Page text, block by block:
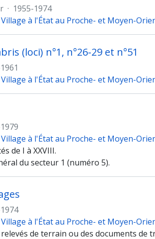
· 1955-1974
à l'État au Proche- et Moyen-
(loci) n°1, n°26-29 et n°51
à l'État au Proche- et Moyen-
à l'État au Proche- et Moyen-
de I à XXVIII.
du secteur 1 (numéro 5).
à l'État au Proche- et Moyen-
de terrain ou des documents de